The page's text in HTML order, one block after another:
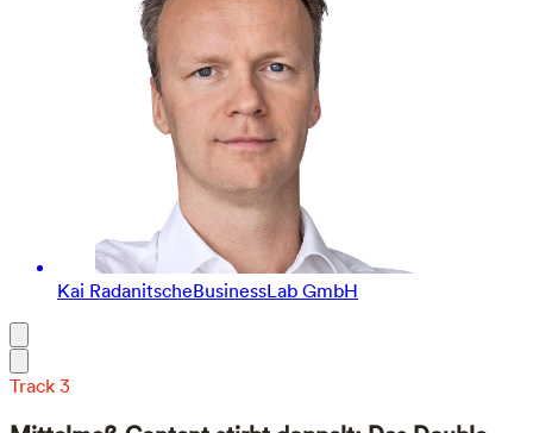
Kai RadanitscheBusinessLab GmbH
Track 3